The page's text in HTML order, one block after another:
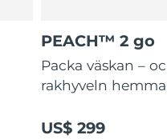
PEACH™ 2 go
Packa väskan –
rakhyveln
US$ 299